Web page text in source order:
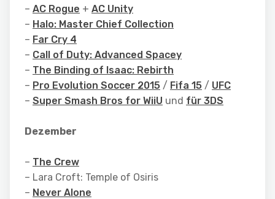
– AC Rogue + AC Unity
– Halo: Master Chief Collection
– Far Cry 4
– Call of Duty: Advanced Spacey
– The Binding of Isaac: Rebirth
– Pro Evolution Soccer 2015 / Fifa 15 / UFC
– Super Smash Bros for WiiU und für 3DS
Dezember
– The Crew
– Lara Croft: Temple of Osiris
– Never Alone